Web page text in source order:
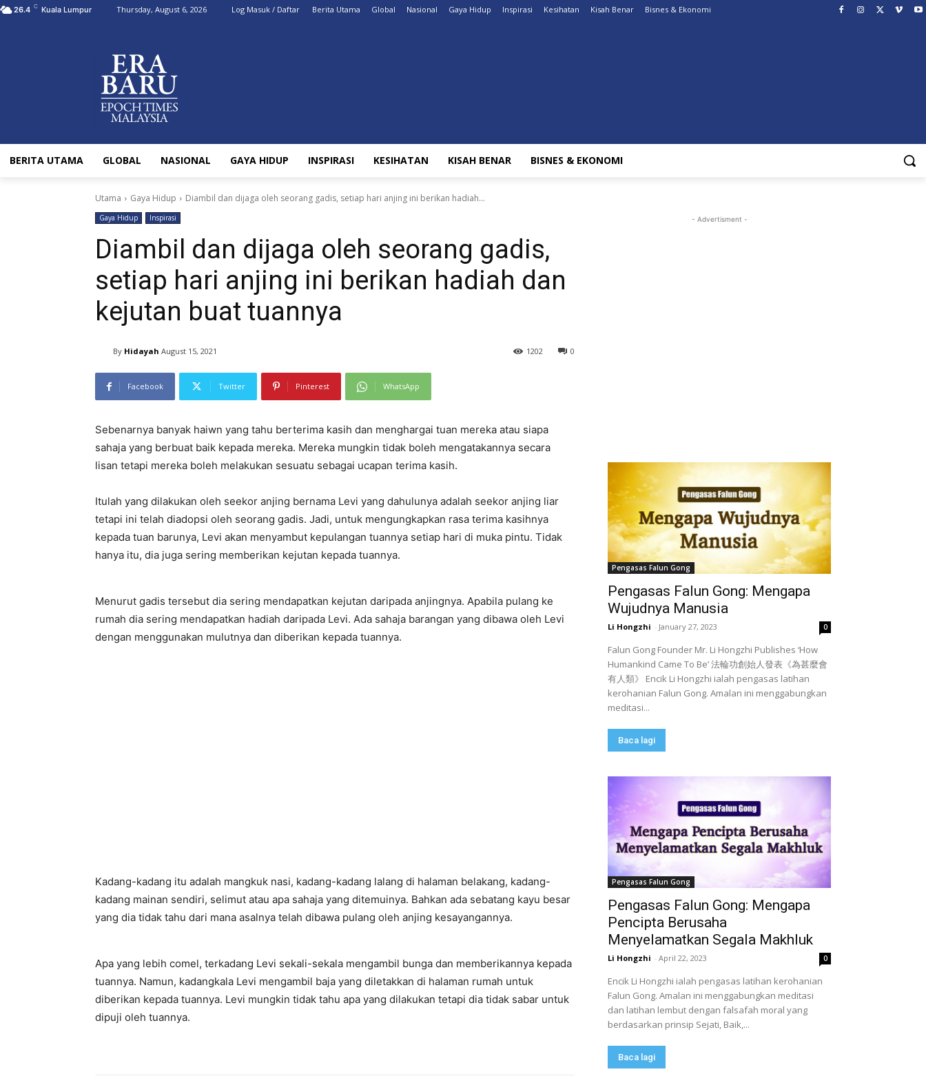
26.4 C Kuala Lumpur Thursday, August 6, 2026 Log Masuk / Daftar Berita Utama Global Nasional Gaya Hidup Inspirasi Kesihatan Kisah Benar Bisnes & Ekonomi
BERITA UTAMA GLOBAL NASIONAL GAYA HIDUP INSPIRASI KESIHATAN KISAH BENAR BISNES & EKONOMI
Utama Gaya Hidup Diambil dan dijaga oleh seorang gadis, setiap hari anjing ini berikan hadiah...
Gaya Hidup Inspirasi
Diambil dan dijaga oleh seorang gadis,
setiap hari anjing ini berikan hadiah dan
kejutan buat tuannya
By Hidayah August 15, 2021 0
1202
Facebook Twitter Pinterest WhatsApp
Sebenarnya banyak haiwn yang tahu berterima kasih dan menghargai tuan mereka atau siapa
sahaja yang berbuat baik kepada mereka. Mereka mungkin tidak boleh mengatakannya secara
lisan tetapi mereka boleh melakukan sesuatu sebagai ucapan terima kasih.
Itulah yang dilakukan oleh seekor anjing bernama Levi yang dahulunya adalah seekor anjing liar
tetapi ini telah diadopsi oleh seorang gadis. Jadi, untuk mengungkapkan rasa terima kasihnya
kepada tuan barunya, Levi akan menyambut kepulangan tuannya setiap hari di muka pintu. Tidak
hanya itu, dia juga sering memberikan kejutan kepada tuannya.
Menurut gadis tersebut dia sering mendapatkan kejutan daripada anjingnya. Apabila pulang ke
rumah dia sering mendapatkan hadiah daripada Levi. Ada sahaja barangan yang dibawa oleh Levi
dengan menggunakan mulutnya dan diberikan kepada tuannya.
Kadang-kadang itu adalah mangkuk nasi, kadang-kadang lalang di halaman belakang, kadang-
kadang mainan sendiri, selimut atau apa sahaja yang ditemuinya. Bahkan ada sebatang kayu besar
yang dia tidak tahu dari mana asalnya telah dibawa pulang oleh anjing kesayangannya.
Apa yang lebih comel, terkadang Levi sekali-sekala mengambil bunga dan memberikannya kepada
tuannya. Namun, kadangkala Levi mengambil baja yang diletakkan di halaman rumah untuk
diberikan kepada tuannya. Levi mungkin tidak tahu apa yang dilakukan tetapi dia tidak sabar untuk
dipuji oleh tuannya.
- Advertisment -
Pengasas Falun Gong
Pengasas Falun Gong: Mengapa
Wujudnya Manusia
Li Hongzhi - January 27, 2023 0
Falun Gong Founder Mr. Li Hongzhi Publishes ‘How
Humankind Came To Be’ 法輪功創始人發表《為甚麼會
有人類》 Encik Li Hongzhi ialah pengasas latihan
kerohanian Falun Gong. Amalan ini menggabungkan
meditasi...
Baca lagi
Pengasas Falun Gong
Pengasas Falun Gong: Mengapa
Pencipta Berusaha
Menyelamatkan Segala Makhluk
Li Hongzhi - April 22, 2023 0
Encik Li Hongzhi ialah pengasas latihan kerohanian
Falun Gong. Amalan ini menggabungkan meditasi
dan latihan lembut dengan falsafah moral yang
berdasarkan prinsip Sejati, Baik,...
Baca lagi